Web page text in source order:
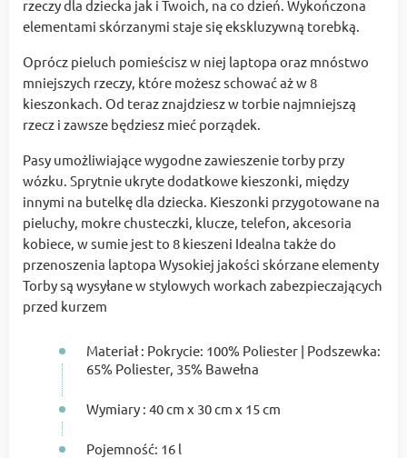
rzeczy dla dziecka jak i Twoich, na co dzień. Wykończona
elementami skórzanymi staje się ekskluzywną torebką.
Oprócz pieluch pomieścisz w niej laptopa oraz mnóstwo
mniejszych rzeczy, które możesz schować aż w 8
kieszonkach. Od teraz znajdziesz w torbie najmniejszą
rzecz i zawsze będziesz mieć porządek.
Pasy umożliwiające wygodne zawieszenie torby przy
wózku. Sprytnie ukryte dodatkowe kieszonki, między
innymi na butelkę dla dziecka. Kieszonki przygotowane na
pieluchy, mokre chusteczki, klucze, telefon, akcesoria
kobiece, w sumie jest to 8 kieszeni Idealna także do
przenoszenia laptopa Wysokiej jakości skórzane elementy
Torby są wysyłane w stylowych workach zabezpieczających
przed kurzem
Materiał : Pokrycie: 100% Poliester | Podszewka:
65% Poliester, 35% Bawełna
Wymiary : 40 cm x 30 cm x 15 cm
Pojemność: 16 l